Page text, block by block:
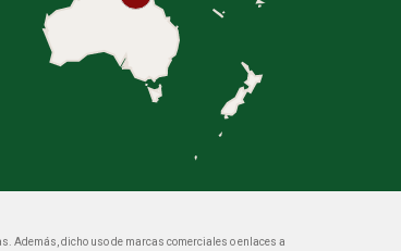
Además, dicho uso de marcas comerciales o enlaces a